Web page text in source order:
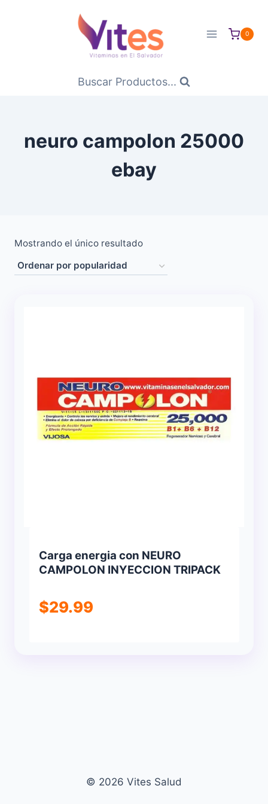
0
Buscar Productos...
neuro campolon 25000
ebay
Mostrando el único resultado
Carga energia con NEURO
CAMPOLON INYECCION TRIPACK
$29.99
© 2026 Vites Salud